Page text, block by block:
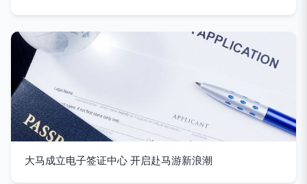
大马成立电子签证中心 开启赴马游新浪潮